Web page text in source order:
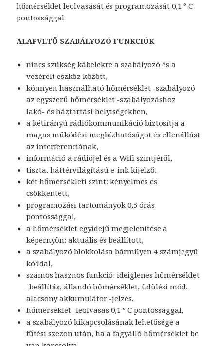
hőmérséklet leolvasását és programozását 0,1 ° C
pontossággal.
ALAPVETŐ SZABÁLYOZÓ FUNKCIÓK
nincs szükség kábelekre a szabályozó és a
vezérelt eszköz között,
könnyen használható hőmérséklet -szabályozó
az egyszerű hőmérséklet -szabályozáshoz
lakó- és háztartási helyiségekben,
a kétirányú rádiókommunikáció biztosítja a
magas működési megbízhatóságot és ellenállást
az interferenciának,
információ a rádiójel és a Wifi szintjéről,
tiszta, háttérvilágítású e-ink kijelző,
két hőmérsékleti szint: kényelmes és
csökkentett,
programozási tartományok 0,5 órás
pontossággal,
a hőmérséklet egyidejű megjelenítése a
képernyőn: aktuális és beállított,
a szabályozó blokkolása bármilyen 4 számjegyű
kóddal,
számos hasznos funkció: ideiglenes hőmérséklet
-beállítás, állandó hőmérséklet, üdülési mód,
alacsony akkumulátor -jelzés,
hőmérséklet -leolvasás 0,1 ° C pontossággal,
a szabályozó kikapcsolásának lehetősége a
fűtési szezon után, ha a fagyálló hőmérséklet be